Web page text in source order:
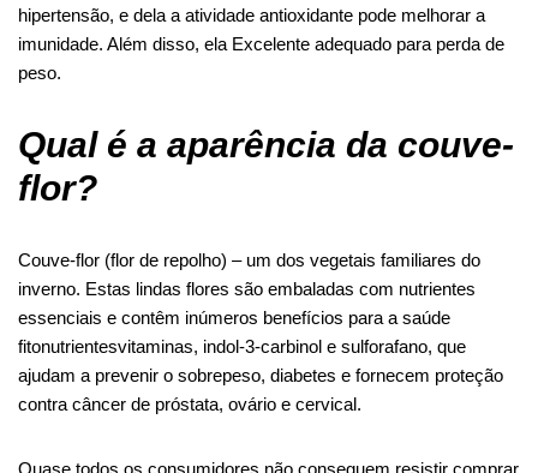
p
hipertensão, e dela a atividade antioxidante pode melhorar a
imunidade. Além disso, ela Excelente adequado para perda de
peso.
Qual é a aparência da couve-
flor?
Couve-flor (flor de repolho) –um dos vegetais familiares do
inverno. Estas lindas flores são embaladas com nutrientes
essenciais e contêm inúmeros benefícios para a saúde
fitonutrientesvitaminas, indol-3-carbinol e sulforafano, que
ajudam a prevenir o sobrepeso, diabetes e fornecem proteção
contra câncer de próstata, ovário e cervical.
Quase todos os consumidores não conseguem resistir comprar